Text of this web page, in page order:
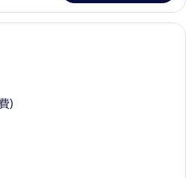
One King Bed, Standard | 客房內保
)